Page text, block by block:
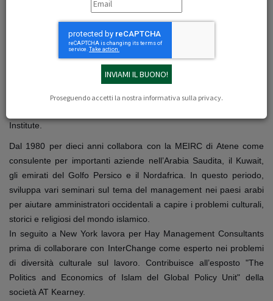
Proseguendo accetti la nostra informativa sulla privacy.
Terence Ward cresce prima in Arabia Saudita
e poi in Iran. Si laurea in scienze politiche
all’Università di Berkeley in California,
continuando gli studi all’American University
del Cairo, dove si specializza in storia del
nei paesi arabi e nel continente africano.
Institute.
Dal 1980 per dieci anni collabora con la MEIRC di Atene come
consulente per importanti aziende nell’Arabia Saudita, il Kuwait,
gli emirati del Golfo Persico e il Nordafrica. In questo periodo,
sviluppa vari seminari sul tema del management nei paesi arabi
per aiutare amministratori occidentali a capire i problemi culturali,
storici e religiosi del mondo islamico.
In seguito a New York lavora per Hay Management Consultants
prima di collaborare con InterChange come esperto nei problemi
di diversità culturale sul lavoro. Contribuisce all’esposto "The
Politics and Economics of Islam del Global Policy Unit" della
società AT Kearney.